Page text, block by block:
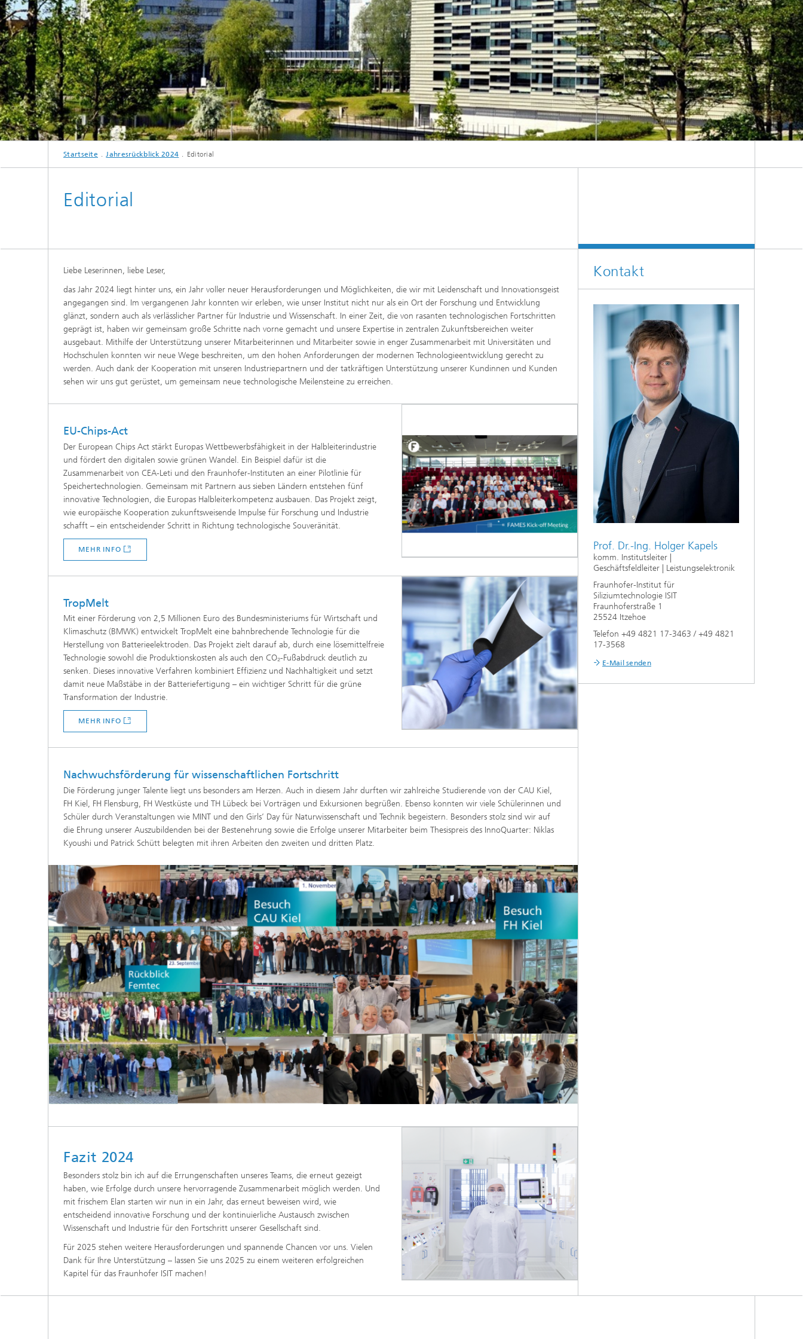
Multi-Energie-Konverter Testwafer und Substrate
Qualität und Zuverlässigkeit
Applikationszentrum für
Prozesstechnik in der
Baugruppenfertigung
Weitere Themen
Startseite Jahresrückblick 2024 Editorial
Editorial
Liebe Leserinnen, liebe Leser,
das Jahr 2024 liegt hinter uns, ein Jahr voller neuer Herausforderungen und Möglichkeiten, die wir mit Leidenschaft und Innovationsgeist
angegangen sind. Im vergangenen Jahr konnten wir erleben, wie unser Institut nicht nur als ein Ort der Forschung und Entwicklung
glänzt, sondern auch als verlässlicher Partner für Industrie und Wissenschaft. In einer Zeit, die von rasanten technologischen Fortschritten
geprägt ist, haben wir gemeinsam große Schritte nach vorne gemacht und unsere Expertise in zentralen Zukunftsbereichen weiter
ausgebaut. Mithilfe der Unterstützung unserer Mitarbeiterinnen und Mitarbeiter sowie in enger Zusammenarbeit mit Universitäten und
Hochschulen konnten wir neue Wege beschreiten, um den hohen Anforderungen der modernen Technologieentwicklung gerecht zu
werden. Auch dank der Kooperation mit unseren Industriepartnern und der tatkräftigen Unterstützung unserer Kundinnen und Kunden
sehen wir uns gut gerüstet, um gemeinsam neue technologische Meilensteine zu erreichen.
EU-Chips-Act
Der European Chips Act stärkt Europas Wettbewerbsfähigkeit in der Halbleiterindustrie
und fördert den digitalen sowie grünen Wandel. Ein Beispiel dafür ist die
Zusammenarbeit von CEA-Leti und den Fraunhofer-Instituten an einer Pilotlinie für
Speichertechnologien. Gemeinsam mit Partnern aus sieben Ländern entstehen fünf
innovative Technologien, die Europas Halbleiterkompetenz ausbauen. Das Projekt zeigt,
wie europäische Kooperation zukunftsweisende Impulse für Forschung und Industrie
schafft – ein entscheidender Schritt in Richtung technologische Souveränität.
MEHR INFO
TropMelt
Mit einer Förderung von 2,5 Millionen Euro des Bundesministeriums für Wirtschaft und
Klimaschutz (BMWK) entwickelt TropMelt eine bahnbrechende Technologie für die
Herstellung von Batterieelektroden. Das Projekt zielt darauf ab, durch eine lösemittelfreie
Technologie sowohl die Produktionskosten als auch den CO₂-Fußabdruck deutlich zu
senken. Dieses innovative Verfahren kombiniert Effizienz und Nachhaltigkeit und setzt
damit neue Maßstäbe in der Batteriefertigung – ein wichtiger Schritt für die grüne
Transformation der Industrie.
MEHR INFO
Nachwuchsförderung für wissenschaftlichen Fortschritt
Die Förderung junger Talente liegt uns besonders am Herzen. Auch in diesem Jahr durften wir zahlreiche Studierende von der CAU Kiel,
FH Kiel, FH Flensburg, FH Westküste und TH Lübeck bei Vorträgen und Exkursionen begrüßen. Ebenso konnten wir viele Schülerinnen und
Schüler durch Veranstaltungen wie MINT und den Girls’ Day für Naturwissenschaft und Technik begeistern. Besonders stolz sind wir auf
die Ehrung unserer Auszubildenden bei der Bestenehrung sowie die Erfolge unserer Mitarbeiter beim Thesispreis des InnoQuarter: Niklas
Kyoushi und Patrick Schütt belegten mit ihren Arbeiten den zweiten und dritten Platz.
Fazit 2024
Besonders stolz bin ich auf die Errungenschaften unseres Teams, die erneut gezeigt
haben, wie Erfolge durch unsere hervorragende Zusammenarbeit möglich werden. Und
mit frischem Elan starten wir nun in ein Jahr, das erneut beweisen wird, wie
entscheidend innovative Forschung und der kontinuierliche Austausch zwischen
Wissenschaft und Industrie für den Fortschritt unserer Gesellschaft sind.
Für 2025 stehen weitere Herausforderungen und spannende Chancen vor uns. Vielen
Dank für Ihre Unterstützung – lassen Sie uns 2025 zu einem weiteren erfolgreichen
Kapitel für das Fraunhofer ISIT machen!
Kontakt
Prof. Dr.-Ing. Holger Kapels
komm. Institutsleiter |
Geschäftsfeldleiter | Leistungselektronik
Fraunhofer-Institut für
Siliziumtechnologie ISIT
Fraunhoferstraße 1
25524 Itzehoe
Telefon +49 4821 17-3463 / +49 4821
17-3568
E-Mail senden